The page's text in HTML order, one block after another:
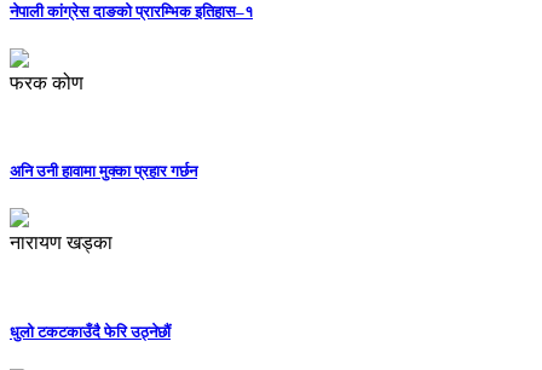
नेपाली कांग्रेस दाङको प्रारम्भिक इतिहास–१
फरक कोण
अनि उनी हावामा मुक्का प्रहार गर्छन
नारायण खड्का
धुलो टकटकाउँदै फेरि उठ्नेछौं